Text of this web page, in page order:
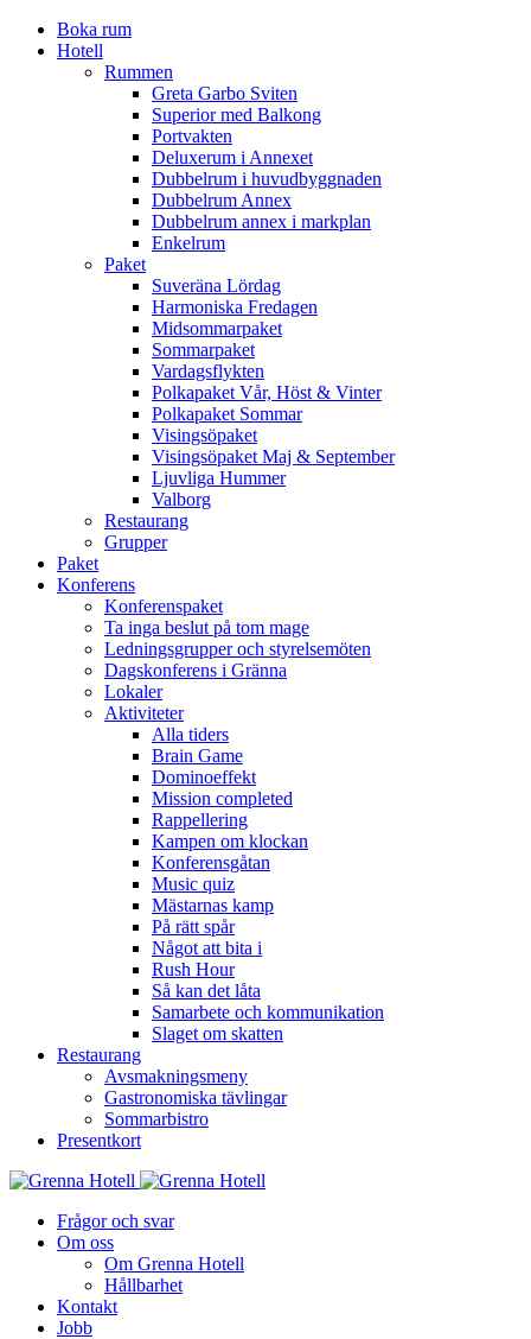
Boka rum
Hotell
Rummen
Greta Garbo Sviten
Superior med Balkong
Portvakten
Deluxerum i Annexet
Dubbelrum i huvudbyggnaden
Dubbelrum Annex
Dubbelrum annex i markplan
Enkelrum
Paket
Suveräna Lördag
Harmoniska Fredagen
Midsommarpaket
Sommarpaket
Vardagsflykten
Polkapaket Vår, Höst & Vinter
Polkapaket Sommar
Visingsöpaket
Visingsöpaket Maj & September
Ljuvliga Hummer
Valborg
Restaurang
Grupper
Paket
Konferens
Konferenspaket
Ta inga beslut på tom mage
Ledningsgrupper och styrelsemöten
Dagskonferens i Gränna
Lokaler
Aktiviteter
Alla tiders
Brain Game
Dominoeffekt
Mission completed
Rappellering
Kampen om klockan
Konferensgåtan
Music quiz
Mästarnas kamp
På rätt spår
Något att bita i
Rush Hour
Så kan det låta
Samarbete och kommunikation
Slaget om skatten
Restaurang
Avsmakningsmeny
Gastronomiska tävlingar
Sommarbistro
Presentkort
Frågor och svar
Om oss
Om Grenna Hotell
Hållbarhet
Kontakt
Jobb